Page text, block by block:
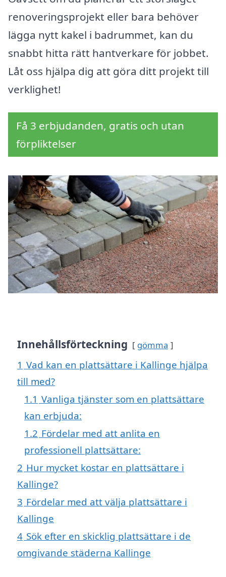
renoveringsprojekt eller bara behöver
lägga nytt kakel i badrummet, kan du
snabbt hitta rätt hantverkare för jobbet.
Låt oss hjälpa dig att göra ditt projekt till
verklighet!
Få 3 erbjudanden, gratis och utan
förpliktelser
Innehållsförteckning gömma
1 Vad kan en plattsättare i Kallinge hjälpa
till med?
1.1 Vanliga tjänster som en plattsättare
kan erbjuda:
1.2 Fördelar med att anlita en
professionell plattsättare:
2 Hur mycket kostar en plattsättare i
Kallinge?
3 Fördelar med att välja plattsättare i
Kallinge
4 Sök efter en skicklig plattsättare i de
omgivande städerna Kallinge